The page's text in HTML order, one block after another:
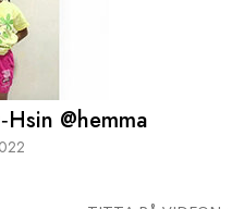
@hemma